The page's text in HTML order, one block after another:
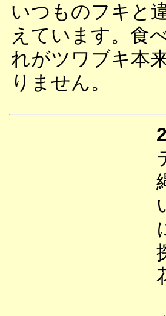
いつものフキと
えています。食
れがツワブキ本
りません。